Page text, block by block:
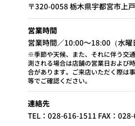
〒320-0058 栃木県宇都宮市上
営業時間
営業時間／10:00～18:00（水曜
※季節や天候、また、それに伴う交
測される場合は店舗の営業日および
合があります。ご来店いただく際は
等でご確認ください。
連絡先
TEL：028-616-1511 FAX：